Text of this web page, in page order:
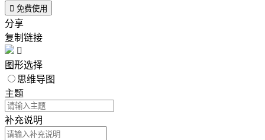
 免费使用
分享
复制链接

图形选择
思维导图
主题
补充说明